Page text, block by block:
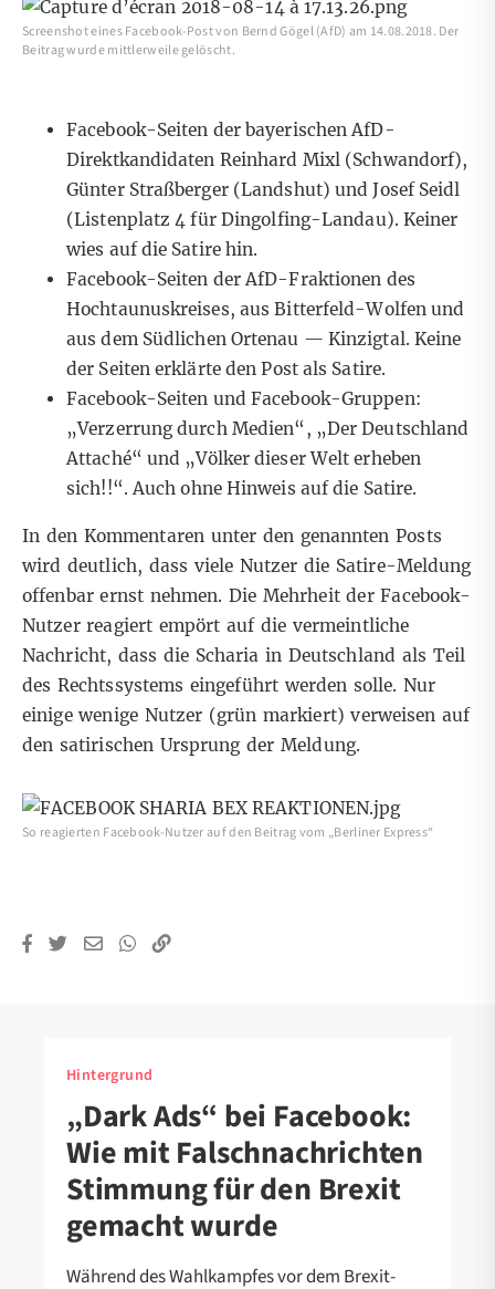
Screenshot eines Facebook-Post von Bernd Gögel (AfD) am 14.08.2018. Der
Beitrag wurde mittlerweile gelöscht.
Facebook-Seiten der bayerischen AfD-
Direktkandidaten Reinhard Mixl (Schwandorf),
Günter Straßberger (Landshut) undJosef Seidl
(Listenplatz 4 für Dingolfing-Landau). Keiner
wies auf die Satire hin.
Facebook-Seiten der AfD-Fraktionen des
Hochtaunuskreises, ausBitterfeld-Wolfen und
aus dem Südlichen Ortenau — Kinzigtal. Keine
der Seiten erklärte den Post als Satire.
Facebook-Seiten und Facebook-Gruppen:
„Verzerrung durch Medien“ , „Der Deutschland
Attaché“ und „Völker dieser Welt erheben
sich!!“. Auch ohne Hinweis auf die Satire.
In den Kommentaren unter den genannten Posts
wird deutlich, dass viele Nutzer die Satire-Meldung
offenbar ernst nehmen. Die Mehrheit der Facebook-
Nutzer reagiert empört auf die vermeintliche
Nachricht, dass die Scharia in Deutschland als Teil
des Rechtssystems eingeführt werden solle. Nur
einige wenige Nutzer (grün markiert) verweisen auf
den satirischen Ursprung der Meldung.
So reagierten Facebook-Nutzer auf den Beitrag vom „Berliner Express“
Hintergrund
„Dark Ads“ bei Facebook:
Wie mit Falschnachrichten
Stimmung für den Brexit
gemacht wurde
Während des Wahlkampfes vor dem Brexit-